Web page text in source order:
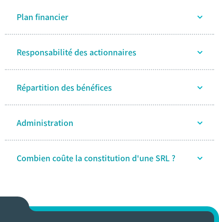
Plan financier
Responsabilité des actionnaires
Répartition des bénéfices
Administration
Combien coûte la constitution d'une SRL ?